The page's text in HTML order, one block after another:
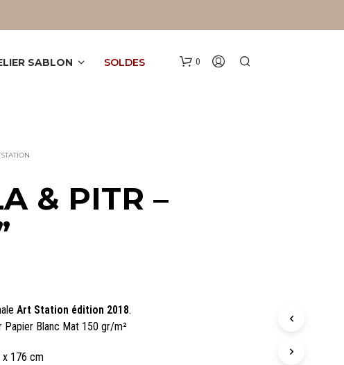
SABLON SOLDES 0
& PITR –
Art Station édition 2018.
Papier Blanc Mat 150 gr/m²
x 176 cm